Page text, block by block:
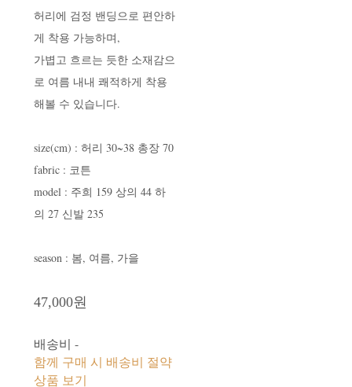
허리에 검정 밴딩으로 편안하
게 착용 가능하며,
가볍고 흐르는 듯한 소재감으
로 여름 내내 쾌적하게 착용
해볼 수 있습니다.
size(cm) : 허리 30~38 총장 70
fabric : 코튼
model : 주희 159 상의 44 하
의 27 신발 235
season : 봄, 여름, 가을
47,000원
배송비 -
함께 구매 시 배송비 절약
상품 보기